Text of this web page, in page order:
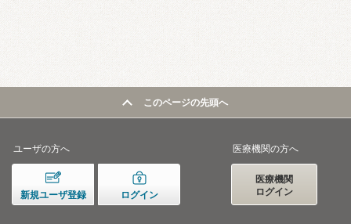
このページの先頭へ
ユーザの方へ
新規ユーザ登録 ログイン
医療機関の方へ
医療機関
ログイン